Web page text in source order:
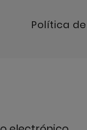
Política